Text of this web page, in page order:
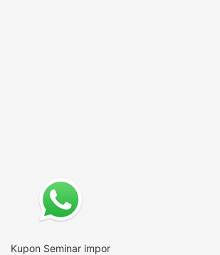
Kupon Seminar impor